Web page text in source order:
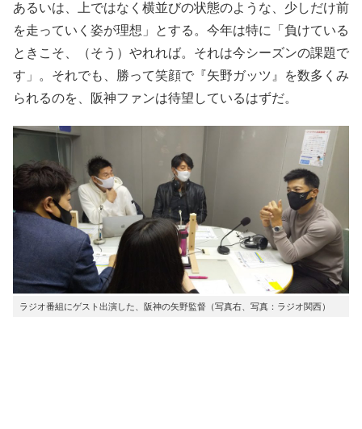
あるいは、上ではなく横並びの状態のような、少しだけ前
を走っていく姿が理想」とする。今年は特に「負けている
ときこそ、（そう）やれれば。それは今シーズンの課題で
す」。それでも、勝って笑顔で『矢野ガッツ』を数多くみ
られるのを、阪神ファンは待望しているはずだ。
ラジオ番組にゲスト出演した、阪神の矢野監督（写真右、写真：ラジオ関西）